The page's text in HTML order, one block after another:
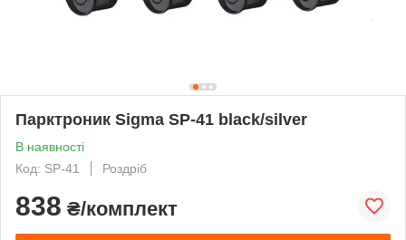
Парктроник Sigma SP-41 black/silver
В наявності
Код: SP-41
Роздріб
838 ₴/комплект